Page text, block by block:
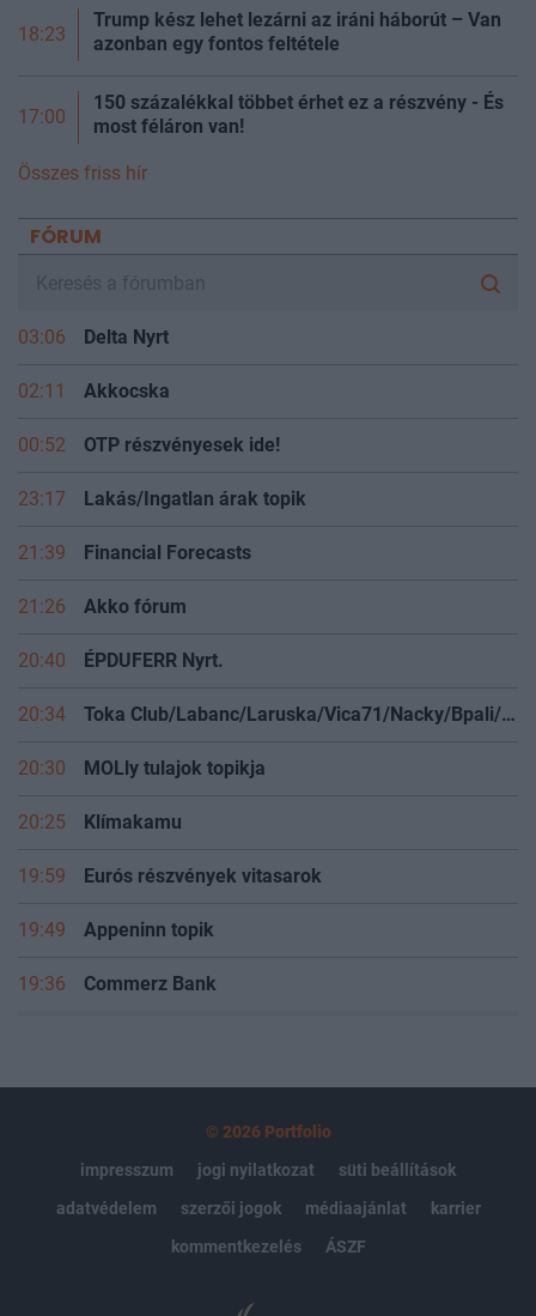
18:23
Trump kész lehet lezárni az iráni háborút – Van
azonban egy fontos feltétele
17:00
150 százalékkal többet érhet ez a részvény - És
most féláron van!
Összes friss hír
FÓRUM
03:06 Delta Nyrt
02:11 Akkocska
00:52 OTP részvényesek ide!
23:17 Lakás/Ingatlan árak topik
21:39 Financial Forecasts
21:26 Akko fórum
20:40 ÉPDUFERR Nyrt.
20:34 Toka Club/Labanc/Laruska/Vica71/Nacky/Bpali/Oldrider/Josefernando/Mcbull/Kawaszabi
20:30 MOLly tulajok topikja
20:25 Klímakamu
19:59 Eurós részvények vitasarok
19:49 Appeninn topik
19:36 Commerz Bank
© 2026 Portfolio
impresszum
jogi nyilatkozat
süti beállítások
adatvédelem
szerzői jogok médiaajánlat
karrier
kommentkezelés
ÁSZF